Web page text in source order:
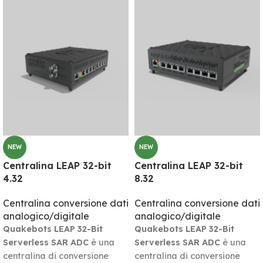
NEW
Centralina LEAP 32-bit
4.32
Centralina conversione dati
analogico/digitale
Quakebots LEAP 32-Bit
Serverless SAR ADC è una
centralina di conversione
NEW
Centralina LEAP 32-bit
8.32
Centralina conversione dati
analogico/digitale
Quakebots LEAP 32-Bit
Serverless SAR ADC è una
centralina di conversione